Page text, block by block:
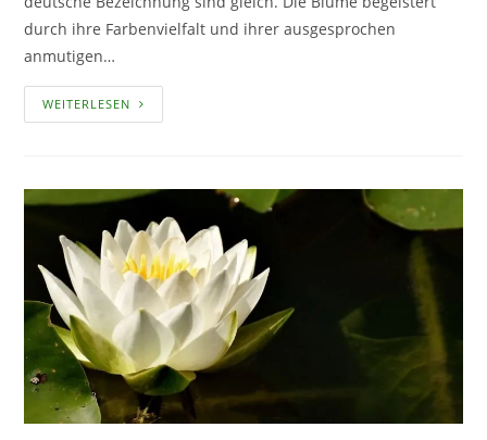
durch ihre Farbenvielfalt und ihrer ausgesprochen
anmutigen…
WEITERLESEN DIE
GERBERA